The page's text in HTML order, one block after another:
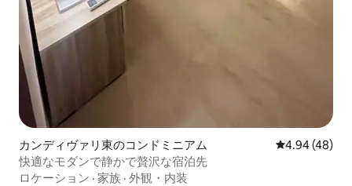
カンディヴァリ東のコンドミニアム レビュー48
4.94 (48)
快適なモダンで静かで贅沢な宿泊先
ロケーション · 家族 · 外観・内装